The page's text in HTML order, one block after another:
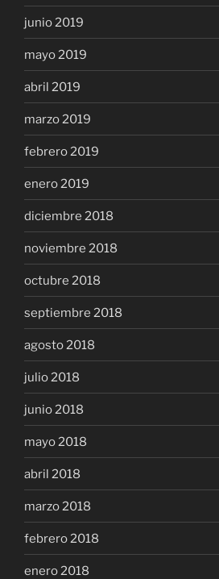
junio 2019
mayo 2019
abril 2019
marzo 2019
febrero 2019
enero 2019
diciembre 2018
noviembre 2018
octubre 2018
septiembre 2018
agosto 2018
julio 2018
junio 2018
mayo 2018
abril 2018
marzo 2018
febrero 2018
enero 2018